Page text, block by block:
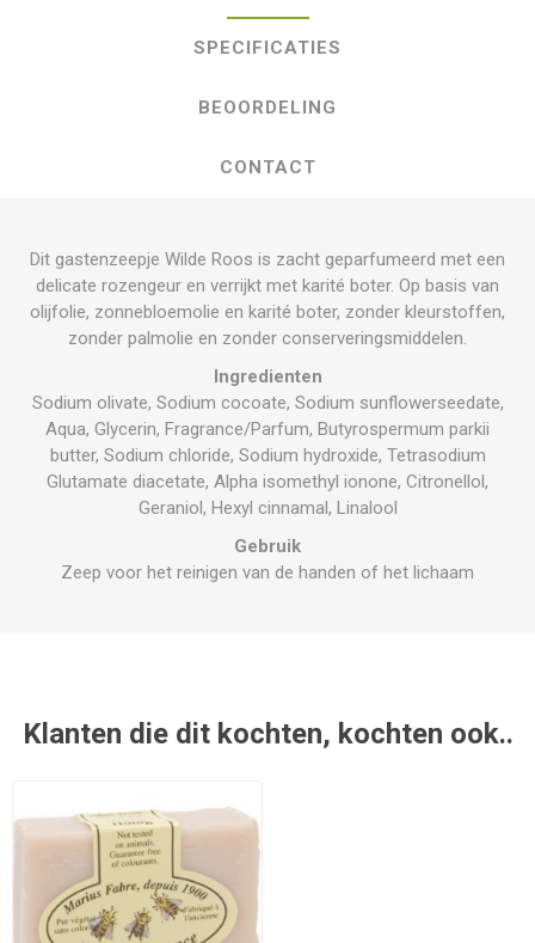
SPECIFICATIES
BEOORDELING
CONTACT
Dit gastenzeepje Wilde Roos is zacht geparfumeerd met een
delicate rozengeur en verrijkt met karité boter. Op basis van
olijfolie, zonnebloemolie en karité boter, zonder kleurstoffen,
zonder palmolie en zonder conserveringsmiddelen.
Ingredienten
Sodium olivate, Sodium cocoate, Sodium sunflowerseedate,
Aqua, Glycerin, Fragrance/Parfum, Butyrospermum parkii
butter, Sodium chloride, Sodium hydroxide, Tetrasodium
Glutamate diacetate, Alpha isomethyl ionone, Citronellol,
Geraniol, Hexyl cinnamal, Linalool
Gebruik
Zeep voor het reinigen van de handen of het lichaam
Klanten die dit kochten, kochten ook..